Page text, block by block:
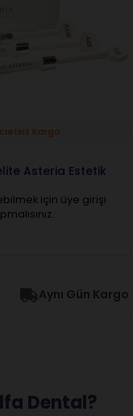
Kargo
Asteria Estetik
için üye girişi
Aynı Gün Kargo
Dental?